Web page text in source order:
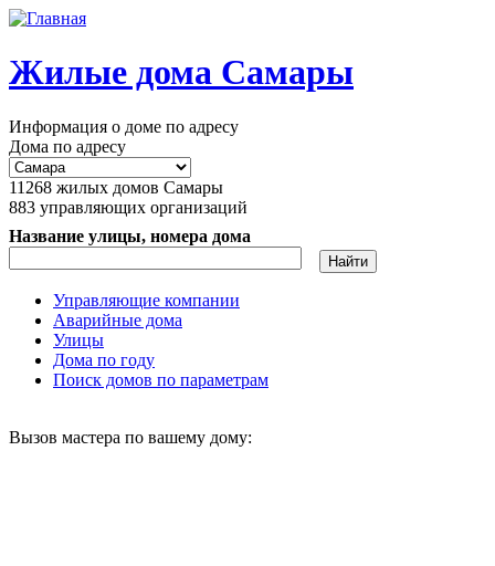
Перейти к основному содержанию
Жилые дома Самары
Информация о доме по адресу
Дома по адресу
11268 жилых домов Самары
883 управляющих организаций
Название улицы, номера дома
Главное меню
Управляющие компании
Аварийные дома
Улицы
Дома по году
Поиск домов по параметрам
Вызов мастера по вашему дому: